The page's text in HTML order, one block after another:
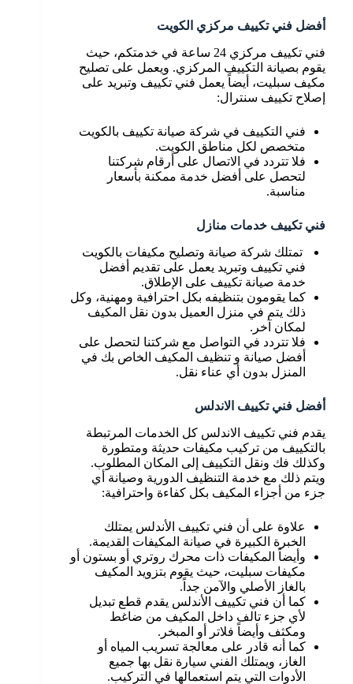
أفضل فني تكييف مركزي الكويت
فني تكييف مركزي 24 ساعة في خدمتكم، حيث
يقوم بصيانة التكييف المركزي. ويعمل على تصليح
مكيف سبليت، أيضاً يعمل فني تكييف وتبريد على
إصلاح تكييف سنترال:
فني التكييف في شركة صيانة تكييف بالكويت
متخصص لكل مناطق الكويت.
فلا تتردد في الاتصال على أرقام شركتنا
لتحصل على أفضل خدمة ممكنة بأسعار
مناسبة.
فني تكييف خدمات منازل
تمتلك شركة صيانة وتصليح مكيفات بالكويت
فني تكييف وتبريد يعمل على تقديم أفضل
خدمة صيانة تكييف على الإطلاق.
كما يقومون بتنظيفه بكل احترافية ومهنية، وكل
ذلك يتم في منزل العميل بدون نقل المكيف
لمكان آخر.
فلا تتردد في التواصل مع شركتنا لتحصل على
أفضل صيانة و تنظيف المكيف الخاص بك في
المنزل بدون أي عناء نقل.
أفضل فني تكييف الاندلس
يقدم فني تكييف الاندلس كل الخدمات المرتبطة
بالتكييف من تركيب مكيفات حديثة ومتطورة
وكذلك فك ونقل التكييف إلى المكان المطلوب.
ويتم ذلك مع خدمة التنظيف الدورية وصيانة أي
جزء من أجزاء المكيف بكل كفاءة واحترافية:
علاوة على أن فني تكييف الأندلس يمتلك
الخبرة الكبيرة في صيانة المكيفات القديمة.
وأيضاً المكيفات ذات محرك روتري أو بستون أو
مكيفات سبليت، حيث يقوم بتزويد المكيف
بالغاز الأصلي والآمن جداً.
كما أن فني تكييف الأندلس يقدم قطع تبديل
لأي جزء تالف داخل المكيف من ضاغط
ومكثف وأيضاً فلاتر أو المبخر.
كما أنه قادر على معالجة تسريب المياه أو
الغاز، ويمتلك الفني سيارة نقل بها جميع
الأدوات التي يتم استعمالها في التركيب.